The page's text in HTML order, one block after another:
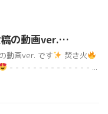
稿の動画ver.…
動画ver. です
焚き火
- - - - - - - - - - - - - - ...